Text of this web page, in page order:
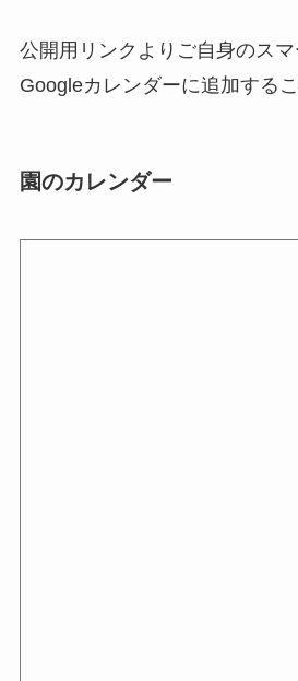
公開用リンクよりご自身のス
Googleカレンダーに追加する
園のカレンダー